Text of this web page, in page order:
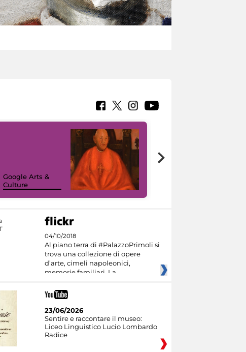
Google Arts &
Culture
04/10/2018
Al piano terra di #PalazzoPrimoli si
trova una collezione di opere
d’arte, cimeli napoleonici,
memorie familiari. La
23/06/2026
Sentire e raccontare il museo:
Liceo Linguistico Lucio Lombardo
Radice